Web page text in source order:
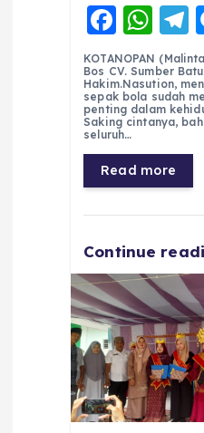
F
a
c
e
b
o
o
k
W
h
a
ts
A
p
p
e
r
a
m
KOTANOPAN
Bos CV. Sumber
Hakim.Nasution,
sepak bola sudah
penting dalam
Saking cintanya,
seluruh…
Read more
Continue